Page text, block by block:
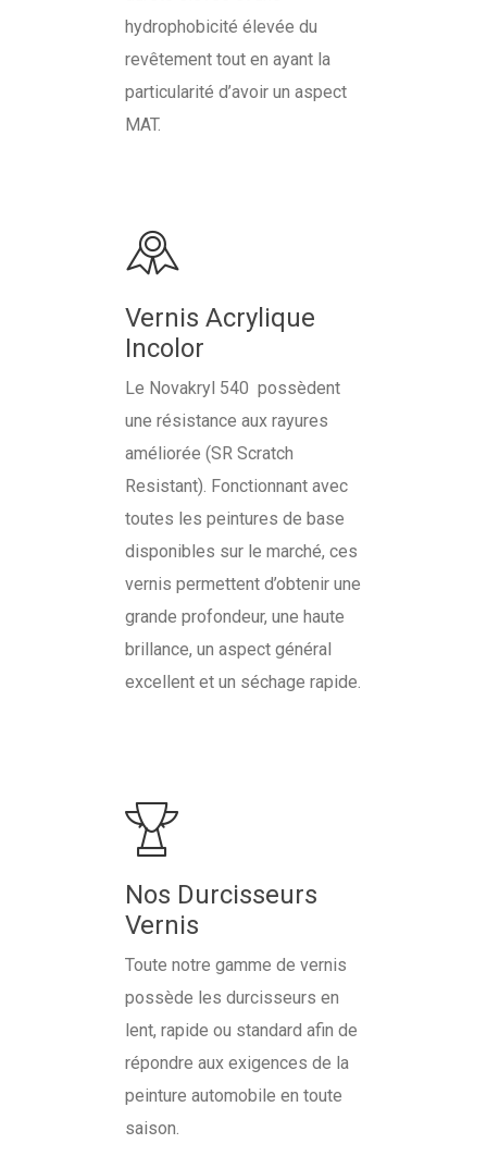
hydrophobicité élevée du
revêtement tout en ayant la
particularité d’avoir un aspect
MAT.
Vernis Acrylique
Incolor
Le Novakryl 540 possèdent
une résistance aux rayures
améliorée (SR Scratch
Resistant). Fonctionnant avec
toutes les peintures de base
disponibles sur le marché, ces
vernis permettent d’obtenir une
grande profondeur, une haute
brillance, un aspect général
excellent et un séchage rapide.
Nos Durcisseurs
Vernis
Toute notre gamme de vernis
possède les durcisseurs en
lent, rapide ou standard afin de
répondre aux exigences de la
peinture automobile en toute
saison.